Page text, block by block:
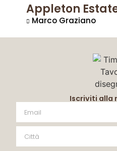
Appleton
Marco Graziano
Iscriviti alla